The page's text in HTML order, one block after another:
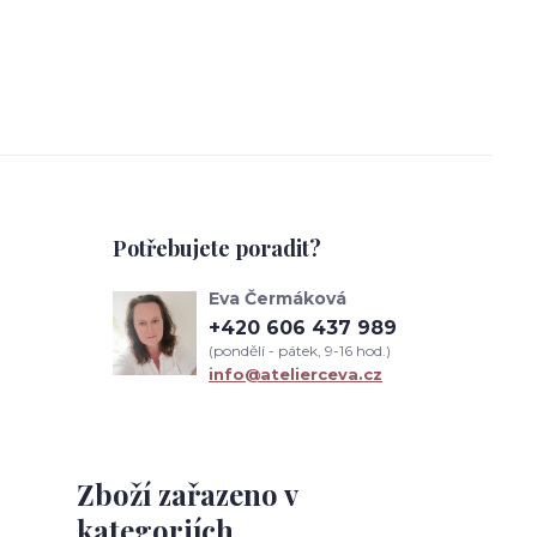
Zboží zařazeno v
Potřebujete poradit?
Eva Čermáková
+420 606 437 989
(pondělí - pátek, 9-16 hod.)
info@atelierceva.cz